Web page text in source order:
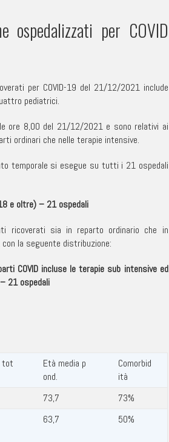
ospedalizzati per COVID
per COVID-19 del 21/12/2021 include
pediatrici.
ore 8,00 del 21/12/2021 e sono relativi ai
ordinari che nelle terapie intensive.
temporale si esegue su tutti i 21 ospedali
e oltre) – 21 ospedali
ricoverati sia in reparto ordinario che in
la seguente distribuzione:
COVID incluse le terapie sub intensive ed
21 ospedali
tot
Età media p
ond.
Comorbid
ità
73,7
73%
63,7 50%